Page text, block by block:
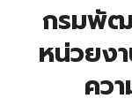
กรมพัฒ
หน่วยง
คว